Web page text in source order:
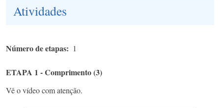
Atividades
Número de etapas 1
ETAPA 1 - Comprimento (3)
Vê o vídeo com atenção.